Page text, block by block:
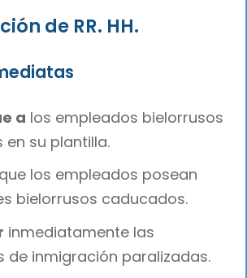
de RR. HH.
a los empleados bielorrusos
su plantilla.
que los empleados posean
bielorrusos caducados.
inmediatamente las
de inmigración paralizadas.